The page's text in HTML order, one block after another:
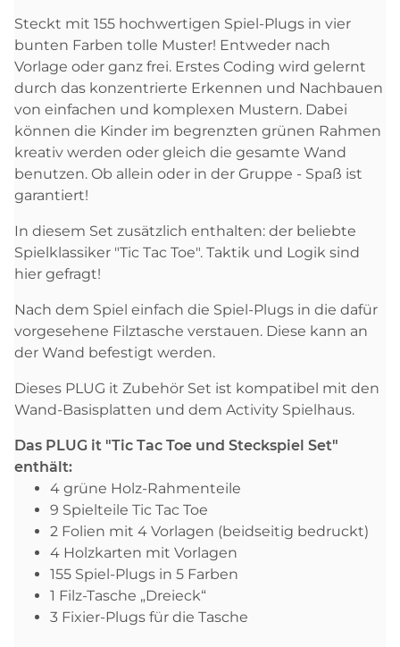
Steckt mit 155 hochwertigen Spiel-Plugs in vier
bunten Farben tolle Muster! Entweder nach
Vorlage oder ganz frei. Erstes Coding wird gelernt
durch das konzentrierte Erkennen und Nachbauen
von einfachen und komplexen Mustern. Dabei
können die Kinder im begrenzten grünen Rahmen
kreativ werden oder gleich die gesamte Wand
benutzen. Ob allein oder in der Gruppe - Spaß ist
garantiert!
In diesem Set zusätzlich enthalten: der beliebte
Spielklassiker "Tic Tac Toe". Taktik und Logik sind
hier gefragt!
Nach dem Spiel einfach die Spiel-Plugs in die dafür
vorgesehene Filztasche verstauen. Diese kann an
der Wand befestigt werden.
Dieses PLUG it Zubehör Set ist kompatibel mit den
Wand-Basisplatten und dem Activity Spielhaus.
Das PLUG it "Tic Tac Toe und Steckspiel Set"
enthält:
4 grüne Holz-Rahmenteile
9 Spielteile Tic Tac Toe
2 Folien mit 4 Vorlagen (beidseitig bedruckt)
4 Holzkarten mit Vorlagen
155 Spiel-Plugs in 5 Farben
1 Filz-Tasche „Dreieck“
3 Fixier-Plugs für die Tasche